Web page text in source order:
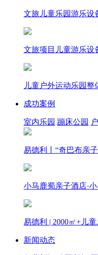
文旅儿童乐园游乐设
文旅项目儿童游乐设
儿童户外运动乐园整
成功案例
室内乐园 蹦床公园
易德利丨“奇巴布亲
小马鹿蜀亲子酒店·
易德利 | 2000㎡+儿
新闻动态